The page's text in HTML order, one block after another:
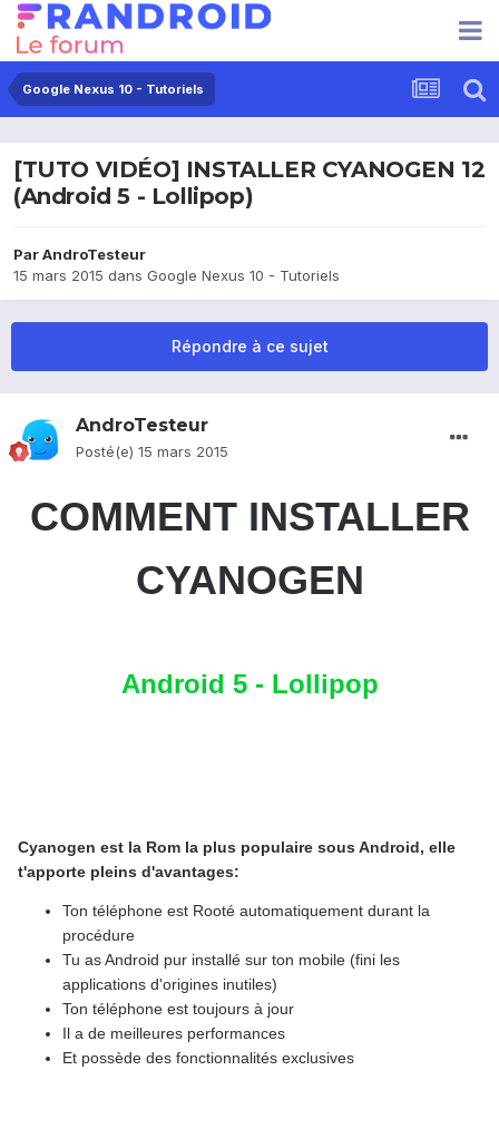
Google Nexus 10 - Tutoriels
[TUTO VIDÉO] INSTALLER CYANOGEN 12
(Android 5 - Lollipop)
ParAndroTesteur
15 mars 2015 dans Google Nexus 10 - Tutoriels
Répondre à ce sujet
AndroTesteur
Posté(e) 15 mars 2015
COMMENT INSTALLER
CYANOGEN
Android 5 - Lollipop
Cyanogen est la Rom la plus populaire sous Android, elle
t'apporte pleins d'avantages:
Ton téléphone est Rooté automatiquement durant la
procédure
Tu as Android pur installé sur ton mobile (fini les
applications d'origines inutiles)
Ton téléphone est toujours à jour
Il a de meilleures performances
Et possède des fonctionnalités exclusives